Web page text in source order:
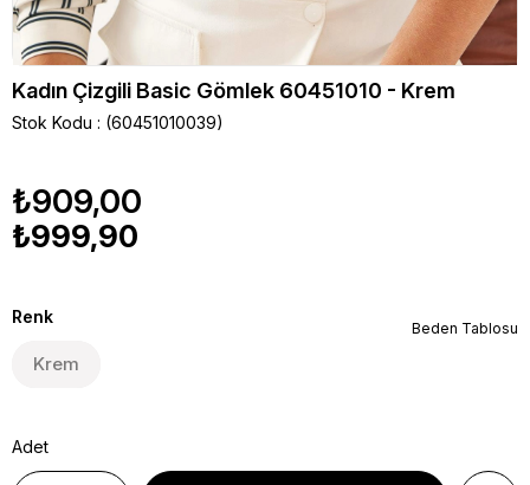
Kadın Çizgili Basic Gömlek 60451010 - Krem
Stok Kodu (60451010039)
₺909,00
₺999,90
Renk
Krem
Beden Tablosu
Adet